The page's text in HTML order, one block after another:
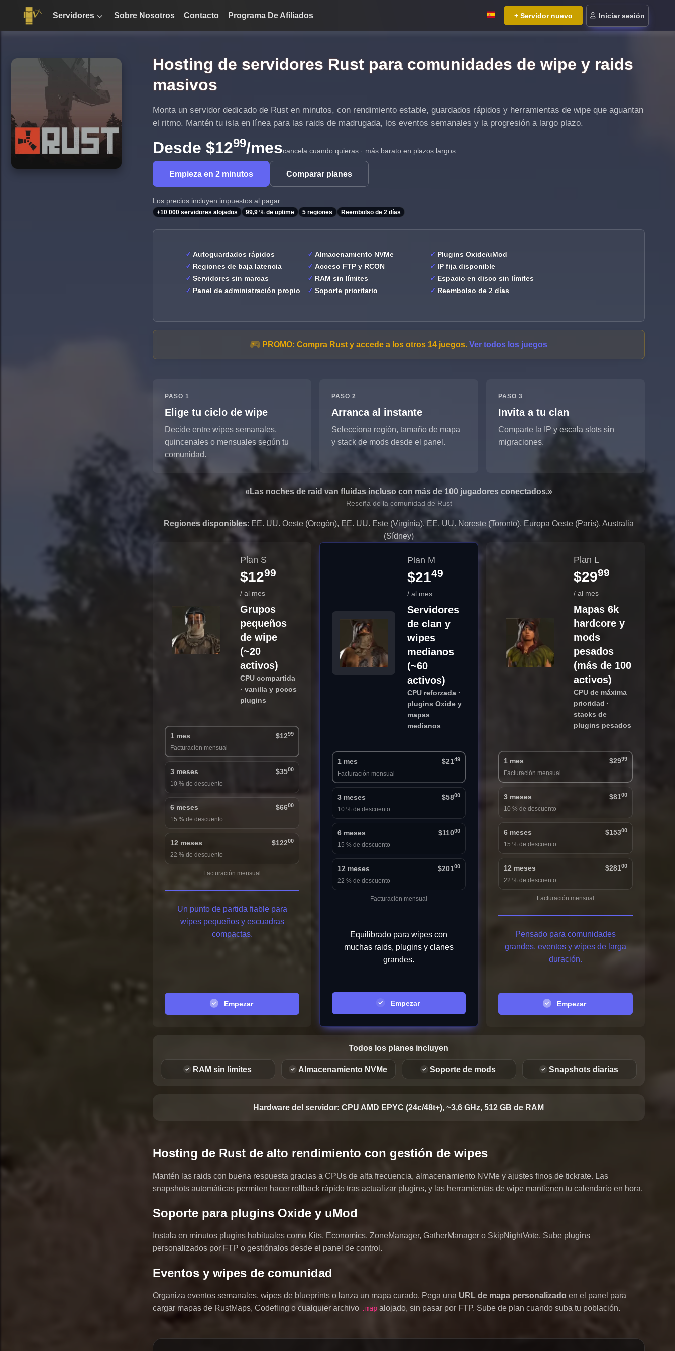
Servidores Sobre Nosotros Contacto Programa De Afiliados + Servidor nuevo Iniciar sesión
Hosting de servidores Rust para comunidades de wipe y raids
masivos
Monta un servidor dedicado de Rust en minutos, con rendimiento estable, guardados rápidos y herramientas de wipe que aguantan
el ritmo. Mantén tu isla en línea para las raids de madrugada, los eventos semanales y la progresión a largo plazo.
Desde$1299/mescancela cuando quieras · más barato en plazos largos
Empieza en 2 minutos Comparar planes
Los precios incluyen impuestos al pagar.
+10 000 servidores alojados 99,9 % de uptime 5 regiones Reembolso de 2 días
Autoguardados rápidos Almacenamiento NVMe
Plugins Oxide/uMod
Regiones de baja latencia
Acceso FTP y RCON
IP fija disponible
Servidores sin marcas
RAM sin límites
Espacio en disco sin límites
Panel de administración propio
Soporte prioritario Reembolso de 2 días
PROMO: Compra Rust y accede a los otros 14 juegos. Ver todos los juegos
PASO 1
Elige tu ciclo de wipe
Decide entre wipes semanales,
quincenales o mensuales según tu
comunidad.
PASO 2
Arranca al instante
Selecciona región, tamaño de mapa
y stack de mods desde el panel.
PASO 3
Invita a tu clan
Comparte la IP y escala slots sin
migraciones.
«Las noches de raid van fluidas incluso con más de 100 jugadores conectados.»
Reseña de la comunidad de Rust
Regiones disponibles: EE. UU. Oeste (Oregón), EE. UU. Este (Virginia), EE. UU. Noreste (Toronto), Europa Oeste (París), Australia
(Sídney)
Plan S
$1299
/ al mes
Grupos
pequeños
de wipe
(~20
activos)
CPU compartida
· vanilla y pocos
plugins
1 mes $1299
Facturación mensual
3 meses $3500
10 % de descuento
6 meses $6600
15 % de descuento
12 meses $12200
22 % de descuento
Facturación mensual
Un punto de partida fiable para
wipes pequeños y escuadras
compactas.
Empezar
Plan M
$2149
/ al mes
Servidores
de clan y
wipes
medianos
(~60
activos)
CPU reforzada ·
plugins Oxide y
mapas
medianos
1 mes $2149
Facturación mensual
3 meses $5800
10 % de descuento
6 meses $11000
15 % de descuento
12 meses $20100
22 % de descuento
Facturación mensual
Equilibrado para wipes con
muchas raids, plugins y clanes
grandes.
Empezar
Plan L
$2999
/ al mes
Mapas 6k
hardcore y
mods
pesados
(más de 100
activos)
CPU de máxima
prioridad ·
stacks de
plugins pesados
1 mes $2999
Facturación mensual
3 meses $8100
10 % de descuento
6 meses $15300
15 % de descuento
12 meses $28100
22 % de descuento
Facturación mensual
Pensado para comunidades
grandes, eventos y wipes de larga
duración.
Empezar
Todos los planes incluyen
RAM sin límites Almacenamiento NVMe Soporte de mods Snapshots diarias
Hardware del servidor: CPU AMD EPYC (24c/48t+), ~3,6 GHz, 512 GB de RAM
Hosting de Rust de alto rendimiento con gestión de wipes
Mantén las raids con buena respuesta gracias a CPUs de alta frecuencia, almacenamiento NVMe y ajustes finos de tickrate. Las
snapshots automáticas permiten hacer rollback rápido tras actualizar plugins, y las herramientas de wipe mantienen tu calendario en hora.
Soporte para plugins Oxide y uMod
Instala en minutos plugins habituales como Kits, Economics, ZoneManager, GatherManager o SkipNightVote. Sube plugins
personalizados por FTP o gestiónalos desde el panel de control.
Eventos y wipes de comunidad
Organiza eventos semanales, wipes de blueprints o lanza un mapa curado. Pega una URL de mapa personalizado en el panel para
cargar mapas de RustMaps, Codefling o cualquier archivo .map alojado, sin pasar por FTP. Sube de plan cuando suba tu población.